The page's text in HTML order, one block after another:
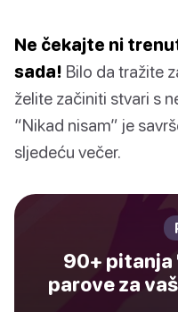
Ne čekajte ni
sada! Bilo da tražite
želite začiniti stvari s
“Nikad nisam” je
sljedeću večer.
90+ pitanja
parove za